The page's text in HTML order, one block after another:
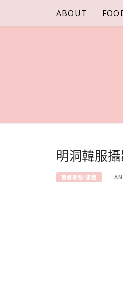
content
ABOUT
明洞韓服
首爾景點/旅遊